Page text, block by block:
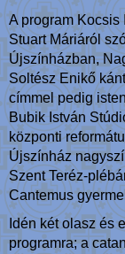
A program Kocsis
Stuart Máriáról
Újszínházban,
Soltész Enikő
címmel pedig
Bubik István
központi
Újszínház
Szent Teréz-
Cantemus
Idén két olasz és
programra; a